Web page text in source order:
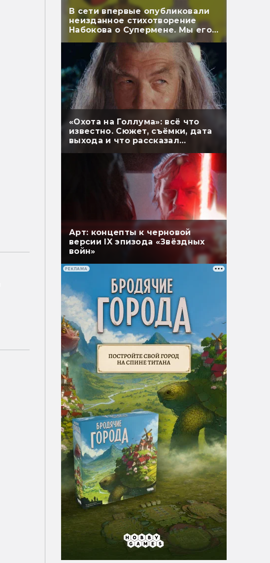
В сети впервые опубликовали
неизданное стихотворение
Набокова о Супермене. Мы его
перевели
«Охота на Голлума»: всё что
известно. Сюжет, съёмки, дата
выхода и что рассказал
Арт: концепты к черновой
версии IX эпизода «Звёздных
войн»
РЕКЛАМА